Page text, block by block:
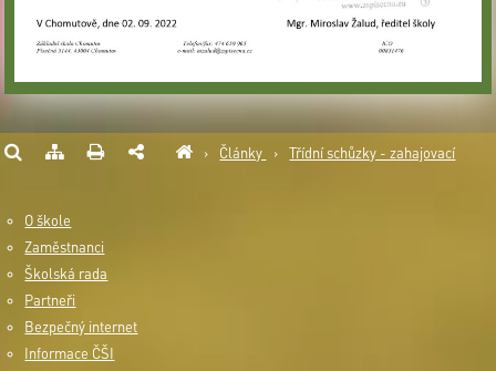
› Články › Třídní schůzky - zahajovací
O škole
Zaměstnanci
Školská rada
Partneři
Bezpečný internet
Informace ČŠI